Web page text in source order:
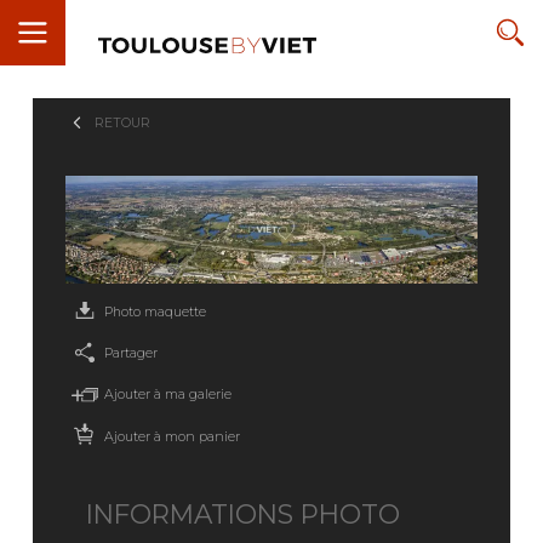
RETOUR
Photo maquette
Partager
Ajouter à ma galerie
Ajouter à mon panier
INFORMATIONS PHOTO